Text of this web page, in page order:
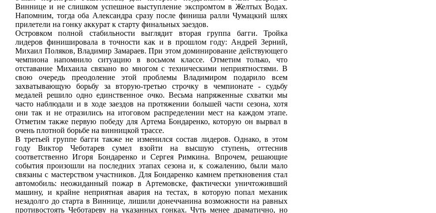
Виннице и не слишком успешное выступление экспромтом в Желтых Водах.
Напомним, тогда оба Александра сразу после финиша ралли Чумацкий шлях
прилетели на гонку аккурат к старту финальных заездов.
Островком полной стабильности выглядит вторая группа багги. Тройка
лидеров финишировала в точности как и в прошлом году: Андрей Зерний,
Михаил Поляков, Владимир Замараев. При этом доминирование действующего
чемпиона напомнило ситуацию в восьмом классе. Отметим только, что
отставание Михаила связано во многом с техническими неприятностями. В
свою очередь преодоление этой проблемы Владимиром подарило всем
захватывающую борьбу за вторую-третью строчку в чемпионате - судьбу
медалей решило одно единственное очко. Весьма напряженные схватки мы
часто наблюдали и в ходе заездов на протяжении большей части сезона, хотя
они так и не отразились на итоговом распределении мест на каждом этапе.
Отметим также первую победу для Артема Бондаренко, которую он вырвал в
очень плотной борьбе на винницкой трассе.
В третьей группе багги также не изменился состав лидеров. Однако, в этом
году Виктор Чеботарев сумел взойти на высшую ступень, оттеснив
соответственно Игоря Бондаренко и Сергея Римкина. Впрочем, решающие
события произошли на последних этапах сезона и, к сожалению, были мало
связаны с мастерством участников. Для Бондаренко камнем преткновения стал
автомобиль: неожиданный пожар в Артемовске, фактически уничтоживший
машину, и крайне неприятная авария на тестах, в которую попал механик
незадолго до старта в Виннице, лишили донеччанина возможности на равных
противостоять Чеботареву на указанных гонках. Чуть менее драматично, но